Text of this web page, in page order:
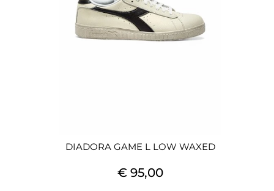
DIADORA GAME L LOW WAXED
€ 95,00